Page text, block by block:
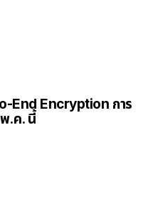
End Encryption การ
พ.ค. นี้